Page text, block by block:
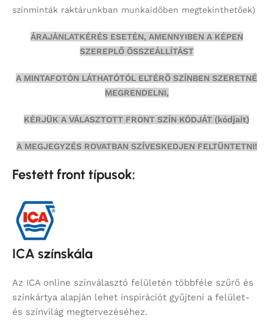
színminták raktárunkban munkaidőben megtekinthetőek)
ÁRAJÁNLATKÉRÉS ESETÉN, AMENNYIBEN A KÉPEN
SZEREPLŐ ÖSSZEÁLLÍTÁST
A MINTAFOTÓN LÁTHATÓTÓL ELTÉRŐ SZÍNBEN SZERETNÉ
MEGRENDELNI,
KÉRJÜK A VÁLASZTOTT FRONT SZÍN KÓDJÁT (kódjait)
A MEGJEGYZÉS ROVATBAN SZÍVESKEDJEN FELTÜNTETNI!
Festett front típusok:
ICA színskála
Az ICA online színválasztó felületén többféle szűrő és
színkártya alapján lehet inspirációt gyűjteni a felület-
és színvilág megtervezéséhez.